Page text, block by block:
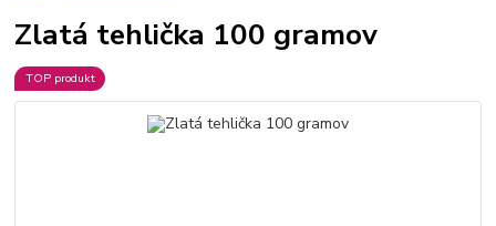
Zlatá tehlička 100 gramov
TOP produkt